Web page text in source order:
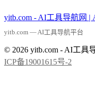
yitb.com - AI工具导航网
yitb.com — AI工具导航平台
© 2026 yitb.com - AI工具
ICP备19001615号-2